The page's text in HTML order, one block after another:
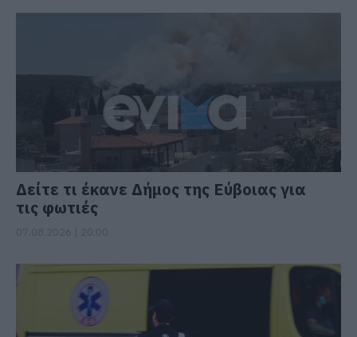
Δείτε τι έκανε Δήμος της Εύβοιας για
τις φωτιές